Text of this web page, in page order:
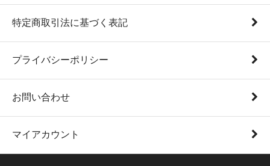
特定商取引法に基づく表記
プライバシーポリシー
お問い合わせ
マイアカウント